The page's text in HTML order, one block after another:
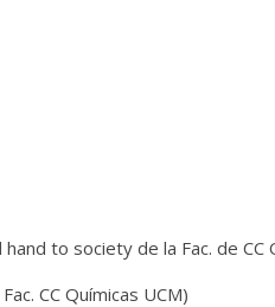
to society de la Fac. de CC
CC Químicas UCM)